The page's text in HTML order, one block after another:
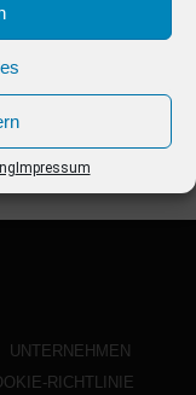
Impressum
UNTERNEHMEN
RICHTLINIE